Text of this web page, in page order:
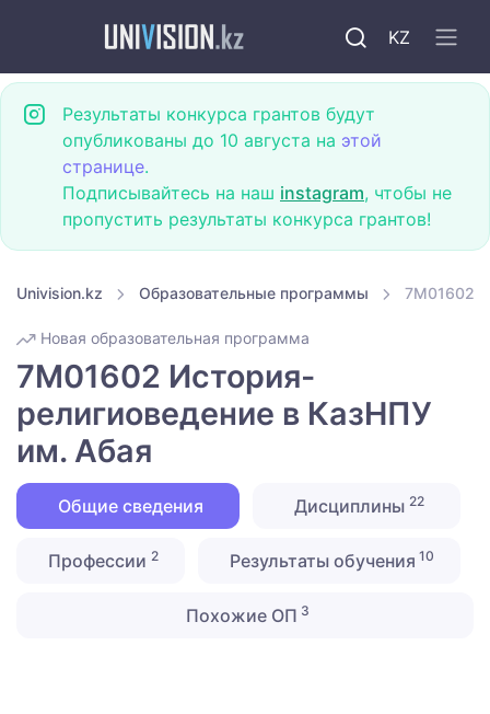
KZ
Результаты конкурса грантов будут
опубликованы до 10 августа на этой
странице.
Подписывайтесь на наш instagram, чтобы не
пропустить результаты конкурса грантов!
Univision.kz Образовательные программы 7M01602
Новая образовательная программа
7M01602 История-
религиоведение в КазНПУ
им. Абая
Общие сведения Дисциплины 22
Профессии 2 Результаты обучения 10
Похожие ОП 3